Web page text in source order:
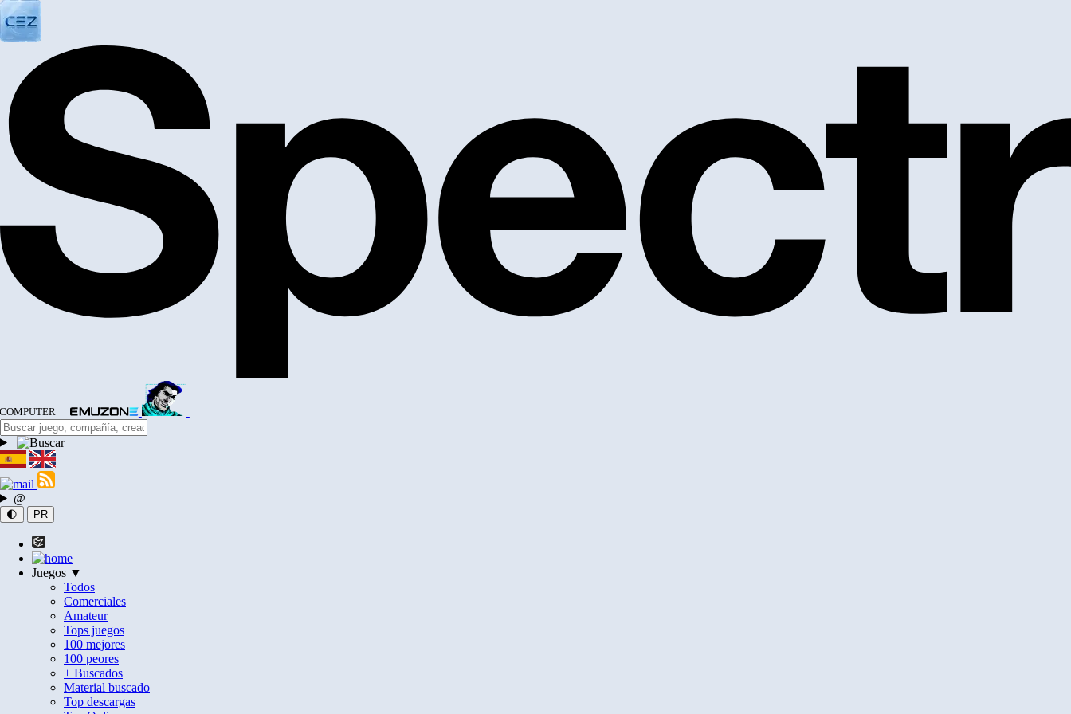
COMPUTER
@
🌓 PR
Juegos ▼
Todos
Comerciales
Amateur
Tops juegos
100 mejores
100 peores
+ Buscados
Material buscado
Top descargas